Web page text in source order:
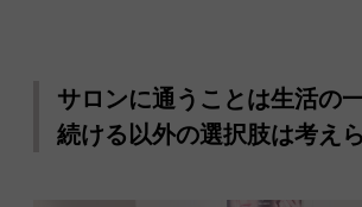
サロンに通うことは生活の一
続ける以外の選択肢は考え